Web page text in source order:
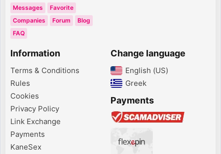
Messages
Favorite
Companies
Forum
Blog
FAQ
Information
Terms & Conditions
Rules
Cookies
Privacy Policy
Link Exchange
Payments
KaneSex
Change language
English (US)‎
Greek‎
Payments